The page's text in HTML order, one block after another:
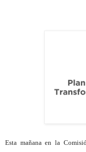
Esta mañana en la